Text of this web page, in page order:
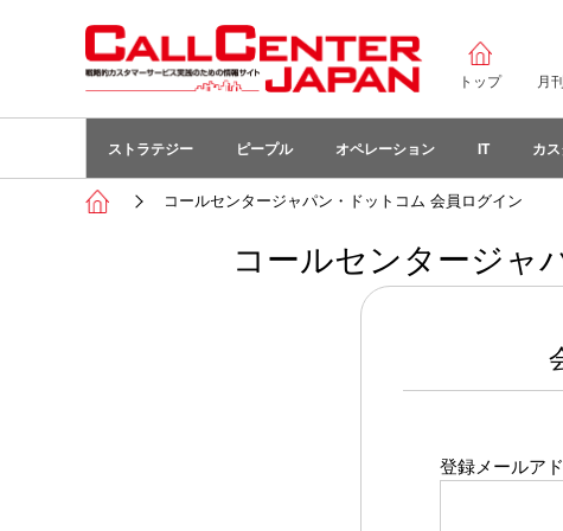
トップ 月
ストラテジー ピープル オペレーション IT カ
コールセンタージャパン・ドットコム 会員ログイン
コールセンタージャ
登録メールア